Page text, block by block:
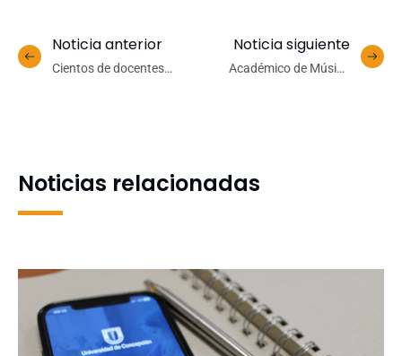
Noticia anterior
Cientos de docentes
Noticia siguiente
Académico de Música
Noticias relacionadas